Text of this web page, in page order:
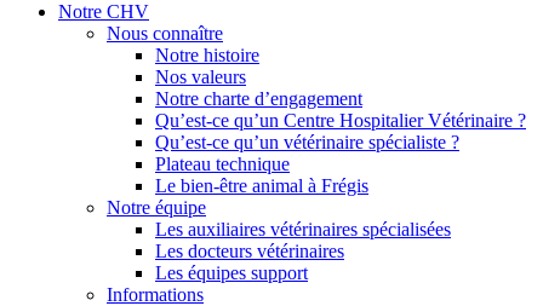
Notre CHV
Nous connaître
Notre histoire
Nos valeurs
Notre charte d’engagement
Qu’est-ce qu’un Centre Hospitalier Vétérinaire ?
Qu’est-ce qu’un vétérinaire spécialiste ?
Plateau technique
Le bien-être animal à Frégis
Notre équipe
Les auxiliaires vétérinaires spécialisées
Les docteurs vétérinaires
Les équipes support
Informations